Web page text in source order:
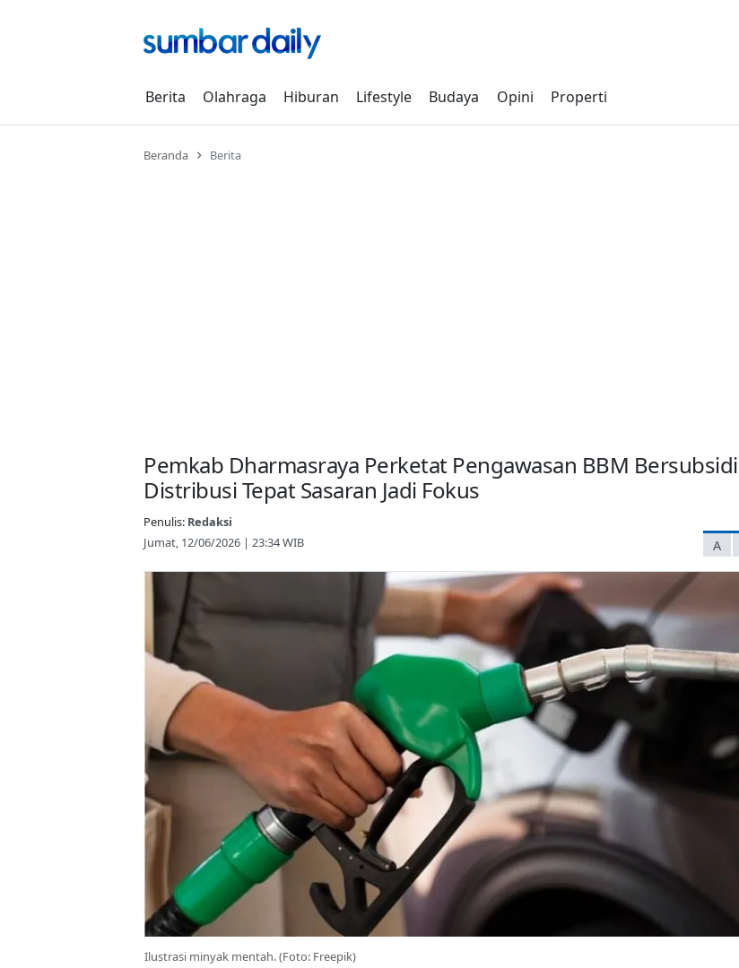
Berita Olahraga Hiburan Lifestyle Budaya Opini Properti
Beranda Berita
Pemkab Dharmasraya Perketat Pengawasan BBM
Distribusi Tepat Sasaran Jadi Fokus
Penulis: Redaksi
Jumat, 12/06/2026 | 23:34 WIB
A
Ilustrasi minyak mentah. (Foto: Freepik)